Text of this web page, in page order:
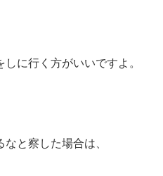
に行く方がいいですよ。
と察した場合は、